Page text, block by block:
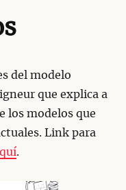
del modelo
que explica a
los modelos que
Link para
.